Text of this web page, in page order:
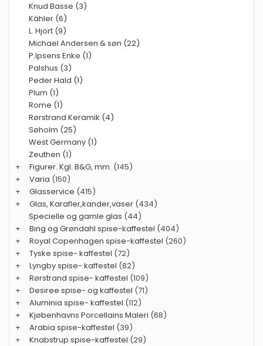
Knud Basse (3)
Kähler (6)
L. Hjort (9)
Michael Andersen & søn (22)
P.Ipsens Enke (1)
Palshus (3)
Peder Hald (1)
Plum (1)
Rome (1)
Rørstrand Keramik (4)
Søholm (25)
West Germany (1)
Zeuthen (1)
+
Figurer. Kgl. B&G, mm. (145)
+
Varia (150)
+
Glasservice (415)
+
Glas, Karafler,kander,vaser (434)
Specielle og gamle glas (44)
+
Bing og Grøndahl spise-kaffestel (404)
+
Royal Copenhagen spise-kaffestel (260)
+
Tyske spise- kaffestel (72)
+
Lyngby spise- kaffestel (82)
+
Rørstrand spise- kaffestel (109)
+
Desiree spise- og kaffestel (71)
+
Aluminia spise- kaffestel (112)
+
Kjøbenhavns Porcellains Maleri (68)
+
Arabia spise-kaffestel (39)
+
Knabstrup spise-kaffestel (29)